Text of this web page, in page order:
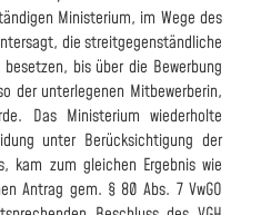
Ministerium, im Wege des
die streitgegenständliche
bis über die Bewerbung
der unterlegenen Mitbewerberin,
Das Ministerium wiederholte
unter Berücksichtigung der
kam zum gleichen Ergebnis wie
Antrag gem. § 80 Abs. 7 VwGO